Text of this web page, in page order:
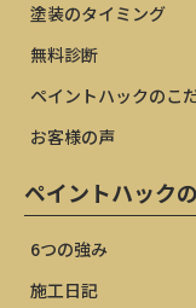
塗装のタイミング
無料診断
ペイントハックのこ
お客様の声
ペイントハック
6つの強み
施工日記